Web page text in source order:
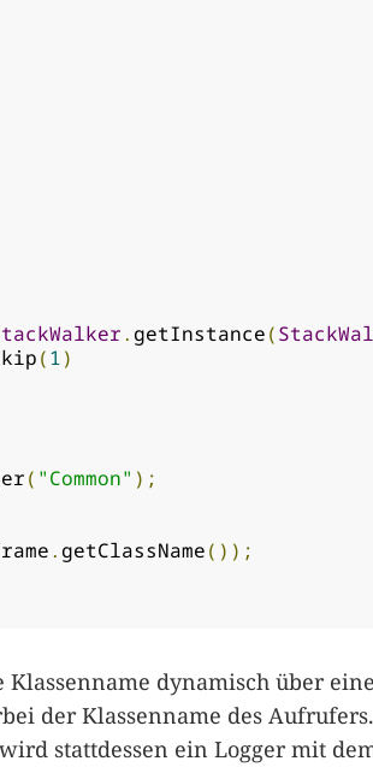
. getInstance(
(1)
( "Common" );
. getClassName());
dynamisch über
der Klassenname des Aufrufers.
stattdessen ein Logger mit